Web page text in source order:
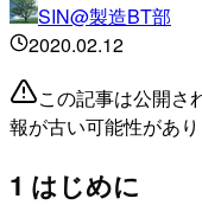
SIN@製造BT部
2020.02.12
この記事は公開さ
報が古い可能性があ
1 はじめに